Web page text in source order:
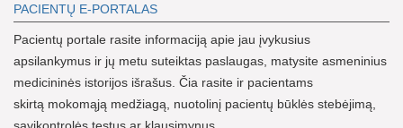
PACIENTŲ E-PORTALAS
Pacientų portale rasite informaciją apie jau įvykusius
apsilankymus ir jų metu suteiktas paslaugas, matysite asmeninius
medicininės istorijos išrašus. Čia rasite ir pacientams
skirtą mokomąją medžiagą, nuotolinį pacientų būklės stebėjimą,
savikontrolės testus ar klausimynus.